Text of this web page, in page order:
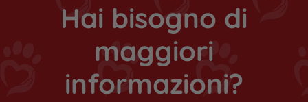
Hai bisogno di
maggiori
informazioni?